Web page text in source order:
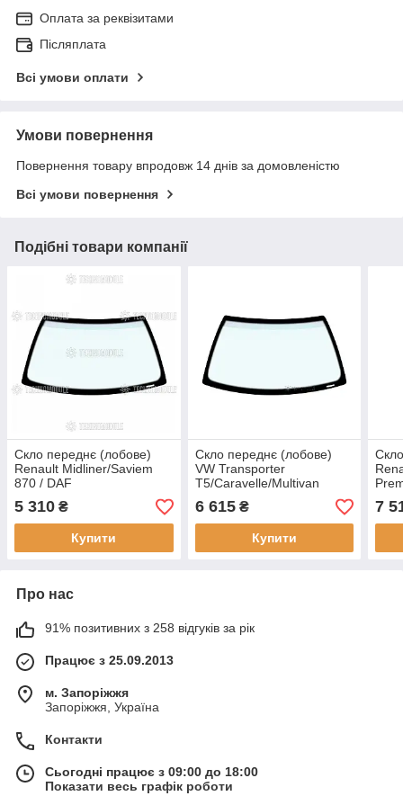
Оплата за реквізитами
Післяплата
Всі умови оплати
Умови повернення
Повернення товару впродовж 14 днів за домовленістю
Всі умови повернення
Подібні товари компанії
Скло переднє (лобове)
Renault Midliner/Saviem
870 / DAF
500/700/900/1100
5 310 ₴
Купити
Скло переднє (лобове)
VW Transporter
T5/Caravelle/Multivan
6 615₴
Купити
7
Про нас
91% позитивних з 258 відгуків за рік
Працює з 25.09.2013
м. Запоріжжя
Запоріжжя, Україна
Контакти
Сьогодні працює з 09:00 до 18:00
Показати весь графік роботи